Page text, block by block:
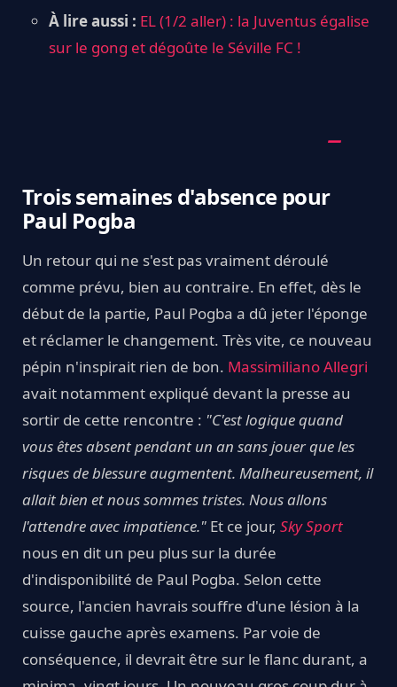
À lire aussi : EL (1/2 aller) : la Juventus égalise
sur le gong et dégoûte le Séville FC !
Trois semaines d'absence pour
Paul Pogba
Un retour qui ne s'est pas vraiment déroulé
comme prévu, bien au contraire. En effet, dès le
début de la partie, Paul Pogba a dû jeter l'éponge
et réclamer le changement. Très vite, ce nouveau
pépin n'inspirait rien de bon. Massimiliano Allegri
avait notamment expliqué devant la presse au
sortir de cette rencontre : "C'est logique quand
vous êtes absent pendant un an sans jouer que les
risques de blessure augmentent. Malheureusement, il
allait bien et nous sommes tristes. Nous allons
l'attendre avec impatience." Et ce jour, Sky Sport
nous en dit un peu plus sur la durée
d'indisponibilité de Paul Pogba. Selon cette
source, l'ancien havrais souffre d'une lésion à la
cuisse gauche après examens. Par voie de
conséquence, il devrait être sur le flanc durant, a